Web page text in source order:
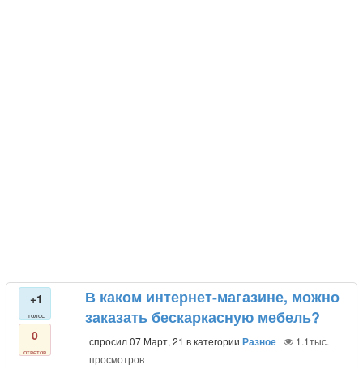
+1
голос
0
ответов
В каком интернет-магазине, можно
заказать бескаркасную мебель?
спросил07 Март, 21 в категорииРазное |
1.1тыс.
просмотров